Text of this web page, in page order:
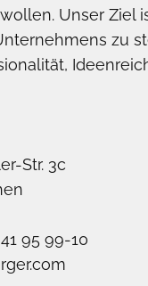
Unser Ziel
zu
Str. 3c
95 99-10